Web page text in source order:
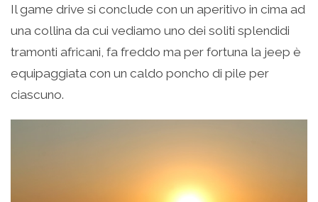
Il game drive si conclude con un aperitivo in cima ad
una collina da cui vediamo uno dei soliti splendidi
tramonti africani, fa freddo ma per fortuna la jeep è
equipaggiata con un caldo poncho di pile per
ciascuno.